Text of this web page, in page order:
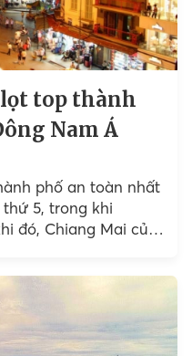
lọt top thành
Nam Á
phố an toàn nhất
5, trong khi
đó, Chiang Mai của